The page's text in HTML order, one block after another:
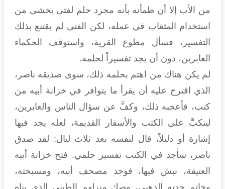
من الأب إلا أن طمأنه بأنه مجرد حلم لفتى يخشى من
استخدام المثقاب في عمله، لكن الفتى لم يقتنع بذلك
التفسير، فسأل مطوع القرية، واستوقف الحكماء
العابرين، دون أن يجد تفسيراً لحلمه.
لم يكن هناك من اهتم بحلمه ذلك، سوى صديقه ناصر،
الذي اقترح عليه أن يقرأ ما يتوافر في خزانة أبيه من
كتب، فأعجبه ذلك، وكفَّ عن سؤال الناس والعابرين،
لينكبَّ على الكتب والأسفار القديمة، لعله يجد فيها
إشارة أو دليلاً، قال لنفسه بعد ثلاث ليال: لقد صدق
ناصر، سأجد في الكتب تفسير حلمي. فتح خزانة أبيه
العتيقة، نبش فيها، فوجد مصحف أبيه، ومسبحته،